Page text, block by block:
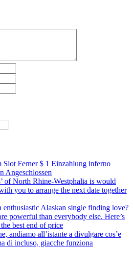
Ferner $ 1 Einzahlung inferno
Angeschlossen
of North Rhine-Westphalia is would
you to arrange the next date together
Alaskan single finding love?
powerful than everybody else. Here’s
best end of price
andiamo all’istante a divulgare cos’e
di incluso, giacche funziona